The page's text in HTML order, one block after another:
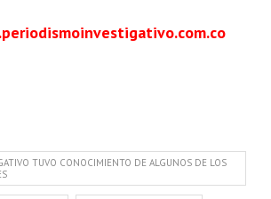
TUVO CONOCIMIENTO DE ALGUNOS DE LOS